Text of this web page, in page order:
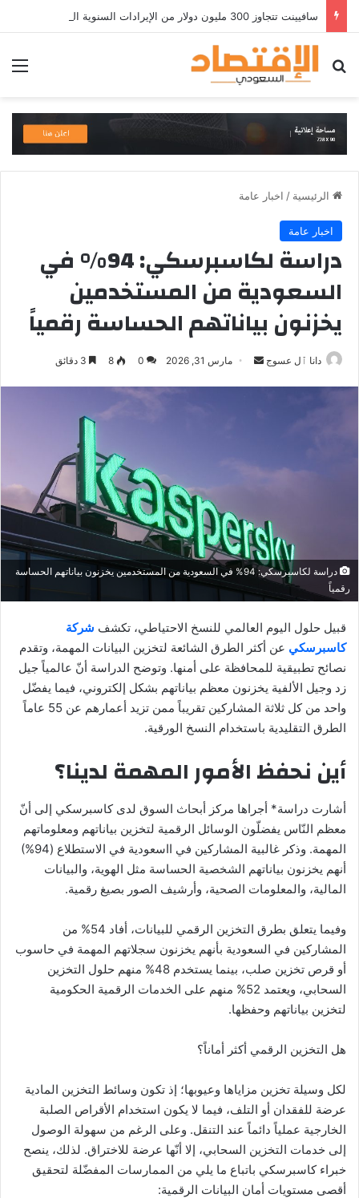
بحث عن
الرئيسية / اخبار عامة
اخبار عامة
دراسة لكاسبرسكي: 94% في
السعودية من المستخدمين
يخزنون بياناتهم الحساسة رقمياً
دانا ٱل عسوج
أرسل مارس 31, 2026 0
8
دراسة لكاسبرسكي: 94% في السعودية من المستخدمين يخزنون بياناتهم الحساسة
رقمياً
قبيل حلول اليوم العالمي للنسخ الاحتياطي، تكشف شركة
كاسبرسكي عن أكثر الطرق الشائعة لتخزين البيانات المهمة، وتقدم
نصائح تطبيقية للمحافظة على أمنها. وتوضح الدراسة أنّ عالمياً جيل
زد وجيل الألفية يخزنون معظم بياناتهم بشكل إلكتروني، فيما يفضّل
واحد من كل ثلاثة المشاركين تقريباً ممن تزيد أعمارهم عن 55 عاماً
الطرق التقليدية باستخدام النسخ الورقية.
أين نحفظ الأمور المهمة لدينا؟
أشارت دراسة* أجراها مركز أبحاث السوق لدى كاسبرسكي إلى أنّ
معظم النّاس يفضلّون الوسائل الرقمية لتخزين بياناتهم ومعلوماتهم
المهمة. وذكر غالبية المشاركين في ااسعودية في الاستطلاع (94%)
أنهم يخزنون بياناتهم الشخصية الحساسة مثل الهوية، والبيانات
المالية، والمعلومات الصحية، وأرشيف الصور بصيغ رقمية.
وفيما يتعلق بطرق التخزين الرقمي للبيانات، أفاد 54% من
المشاركين في السعودية بأنهم يخزنون سجلاتهم المهمة في حاسوب
أو قرص تخزين صلب، بينما يستخدم 48% منهم حلول التخزين
السحابي، ويعتمد 52% منهم على الخدمات الرقمية الحكومية
لتخزين بياناتهم وحفظها.
هل التخزين الرقمي أكثر أماناً؟
لكل وسيلة تخزين مزاياها وعيوبها؛ إذ تكون وسائط التخزين المادية
عرضة للفقدان أو التلف، فيما لا يكون استخدام الأقراص الصلبة
الخارجية عملياً دائماً عند التنقل. وعلى الرغم من سهولة الوصول
إلى خدمات التخزين السحابي، إلا أنّها عرضة للاختراق. لذلك، ينصح
خبراء كاسبرسكي باتباع ما يلي من الممارسات المفضّلة لتحقيق
أقصى مستويات أمان البيانات الرقمية: